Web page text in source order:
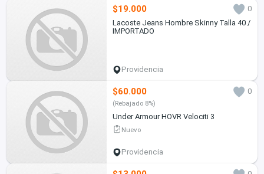
$19.000
0
Lacoste Jeans Hombre Skinny Talla 40 /
IMPORTADO
Providencia
$60.000 0
(Rebajado 8%)
Under Armour HOVR Velociti 3
Nuevo
Providencia